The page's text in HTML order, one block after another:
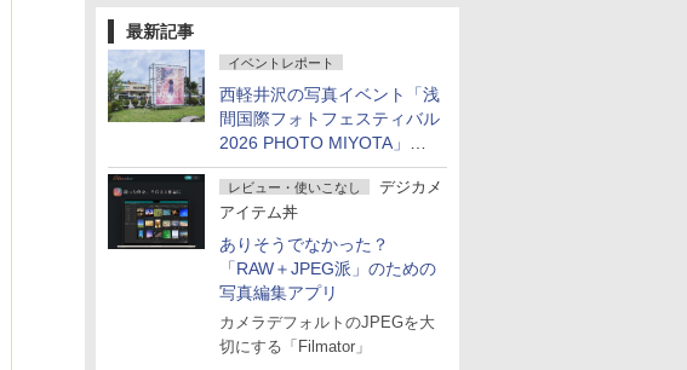
最新記事
イベントレポート
西軽井沢の写真イベント「浅
間国際フォトフェスティバル
2026 PHOTO MIYOTA」が
開幕
レビュー・使いこなし
デジカメ
アイテム丼
ありそうでなかった？
「RAW＋JPEG派」のための
写真編集アプリ
カメラデフォルトのJPEGを大
切にする「Filmator」